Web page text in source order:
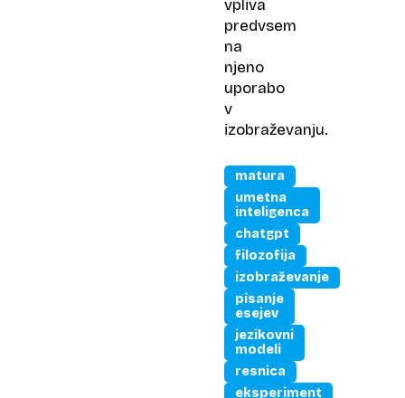
vpliva
predvsem
na
njeno
uporabo
v
izobraževanju.
matura
umetna
inteligenca
chatgpt
filozofija
izobraževanje
pisanje
esejev
jezikovni
modeli
resnica
eksperiment